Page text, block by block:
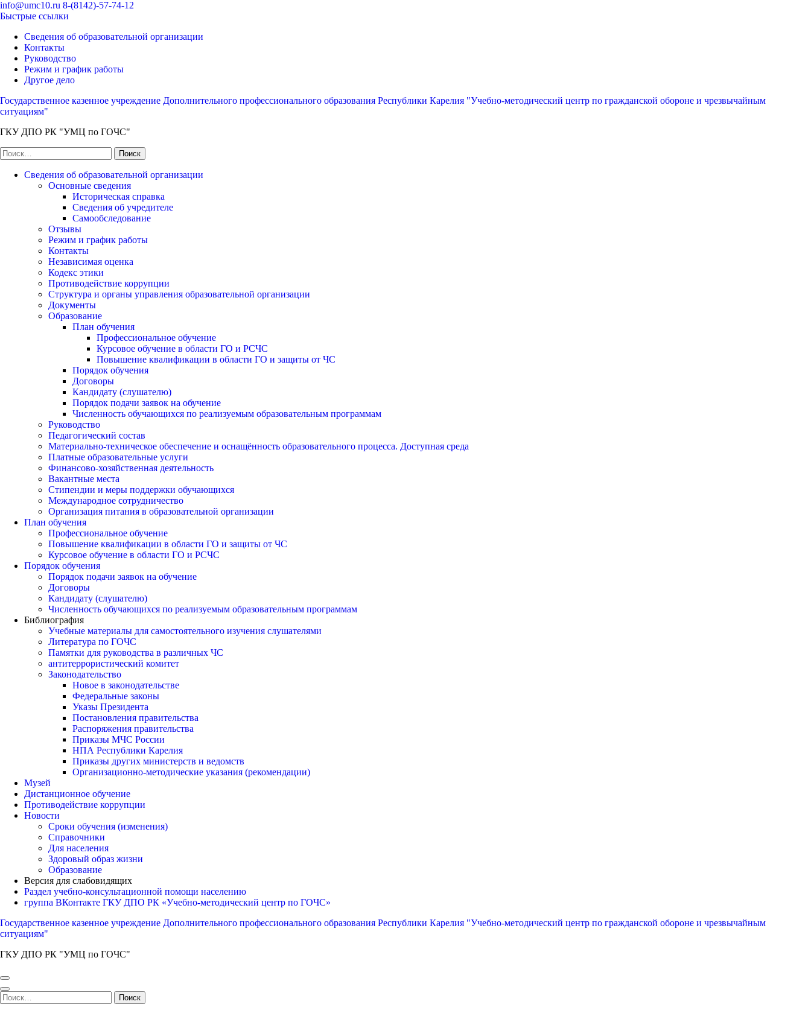
Перейти
к
(нажмите
Enter)
info@umc10.ru 8-(8142)-57-74-12
Быстрые ссылки
Сведения об образовательной организации
Контакты
Руководство
Режим и график работы
Другое дело
Государственное казенное учреждение Дополнительного профессионального образования Республики Карелия "Учебно-методический центр по гражданской обороне и чрезвычайным
ситуациям"
ГКУ ДПО РК "УМЦ по ГОЧС"
Найти:
Сведения об образовательной организации
Основные сведения
Историческая справка
Сведения об учредителе
Самообследование
Отзывы
Режим и график работы
Контакты
Независимая оценка
Кодекс этики
Противодействие коррупции
Структура и органы управления образовательной организации
Документы
Образование
План обучения
Профессиональное обучение
Курсовое обучение в области ГО и РСЧС
Повышение квалификации в области ГО и защиты от ЧС
Порядок обучения
Договоры
Кандидату (слушателю)
Порядок подачи заявок на обучение
Численность обучающихся по реализуемым образовательным программам
Руководство
Педагогический состав
Материально-техническое обеспечение и оснащённость образовательного процесса. Доступная среда
Платные образовательные услуги
Финансово-хозяйственная деятельность
Вакантные места
Стипендии и меры поддержки обучающихся
Международное сотрудничество
Организация питания в образовательной организации
План обучения
Профессиональное обучение
Повышение квалификации в области ГО и защиты от ЧС
Курсовое обучение в области ГО и РСЧС
Порядок обучения
Порядок подачи заявок на обучение
Договоры
Кандидату (слушателю)
Численность обучающихся по реализуемым образовательным программам
Библиография
Учебные материалы для самостоятельного изучения слушателями
Литература по ГОЧС
Памятки для руководства в различных ЧС
антитеррористический комитет
Законодательство
Новое в законодательстве
Федеральные законы
Указы Президента
Постановления правительства
Распоряжения правительства
Приказы МЧС России
НПА Республики Карелия
Приказы других министерств и ведомств
Организационно-методические указания (рекомендации)
Музей
Дистанционное обучение
Противодействие коррупции
Новости
Сроки обучения (изменения)
Справочники
Для населения
Здоровый образ жизни
Образование
Версия для слабовидящих
Раздел учебно-консультационной помощи населению
группа ВКонтакте ГКУ ДПО РК «Учебно-методический центр по ГОЧС»
Государственное казенное учреждение Дополнительного профессионального образования Республики Карелия "Учебно-методический центр по гражданской обороне и чрезвычайным
ситуациям"
ГКУ ДПО РК "УМЦ по ГОЧС"
Найти: